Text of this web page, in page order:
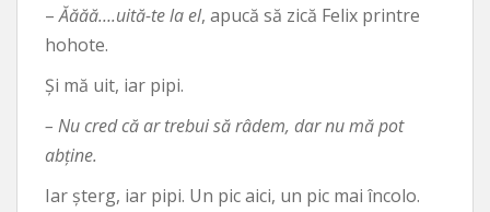
–Ăăăă….uită-te la el, apucă să zică Felix printre
hohote.
Și mă uit, iar pipi.
– Nu cred că ar trebui să râdem, dar nu mă pot
abține.
Iar șterg, iar pipi. Un pic aici, un pic mai încolo.